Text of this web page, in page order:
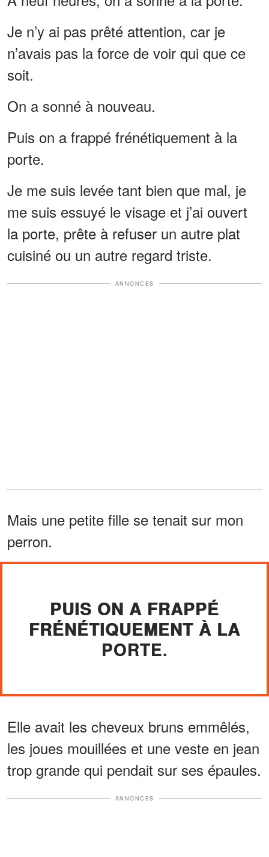
Je n’y ai pas prêté attention, car je
n’avais pas la force de voir qui que ce
soit.
On a sonné à nouveau.
Puis on a frappé frénétiquement à la
porte.
Je me suis levée tant bien que mal, je
me suis essuyé le visage et j’ai ouvert
la porte, prête à refuser un autre plat
cuisiné ou un autre regard triste.
ANNONCES
Mais une petite fille se tenait sur mon
perron.
PUIS ON A FRAPPÉ
FRÉNÉTIQUEMENT À LA
PORTE.
Elle avait les cheveux bruns emmêlés,
les joues mouillées et une veste en jean
trop grande qui pendait sur ses épaules.
ANNONCES